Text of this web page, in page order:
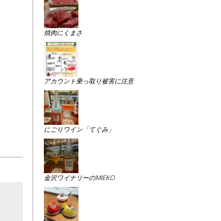
焼肉にくまさ
アカウント乗っ取り被害に注意
にごりワイン「てぐみ」
金沢ワイナリーのMIEKO